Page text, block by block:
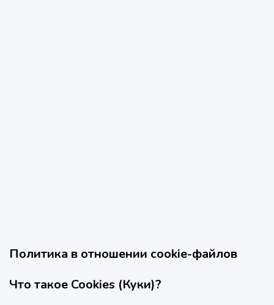
Политика в отношении cookie-файлов
Что такое Cookies (Куки)?